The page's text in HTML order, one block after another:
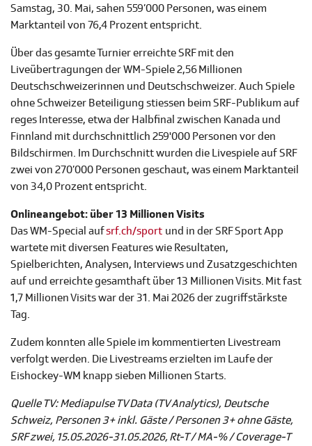
Samstag, 30. Mai, sahen 559’000 Personen, was einem
Marktanteil von 76,4 Prozent entspricht.
Über das gesamte Turnier erreichte SRF mit den
Liveübertragungen der WM-Spiele 2,56 Millionen
Deutschschweizerinnen und Deutschschweizer. Auch Spiele
ohne Schweizer Beteiligung stiessen beim SRF-Publikum auf
reges Interesse, etwa der Halbfinal zwischen Kanada und
Finnland mit durchschnittlich 259'000 Personen vor den
Bildschirmen. Im Durchschnitt wurden die Livespiele auf SRF
zwei von 270’000 Personen geschaut, was einem Marktanteil
von 34,0 Prozent entspricht.
Onlineangebot: über 13 Millionen Visits
Das WM-Special aufsrf.ch/sport und in der SRF Sport App
wartete mit diversen Features wie Resultaten,
Spielberichten, Analysen, Interviews und Zusatzgeschichten
auf und erreichte gesamthaft über 13 Millionen Visits. Mit fast
1,7 Millionen Visits war der 31. Mai 2026 der zugriffstärkste
Tag.
Zudem konnten alle Spiele im kommentierten Livestream
verfolgt werden. Die Livestreams erzielten im Laufe der
Eishockey-WM knapp sieben Millionen Starts.
Quelle TV: Mediapulse TV Data (TV Analytics), Deutsche
Schweiz, Personen 3+ inkl. Gäste / Personen 3+ ohne Gäste,
SRF zwei, 15.05.2026-31.05.2026, Rt-T / MA-% / Coverage-T